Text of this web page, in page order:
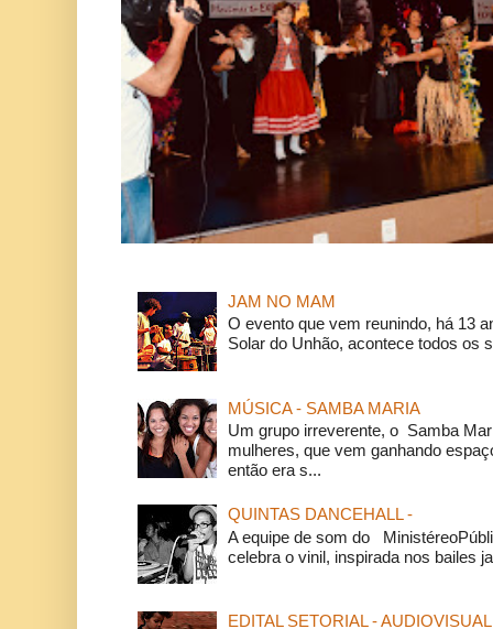
JAM NO MAM
O evento que vem reunindo, há 13
Solar do Unhão, acontece todos os
MÚSICA - SAMBA MARIA
Um grupo irreverente, o Samba
mulheres, que vem ganhando
então era s...
QUINTAS DANCEHALL -
A equipe de som do
celebra o vinil, inspirada nos bailes
EDITAL SETORIAL - AUDIOVISUAL